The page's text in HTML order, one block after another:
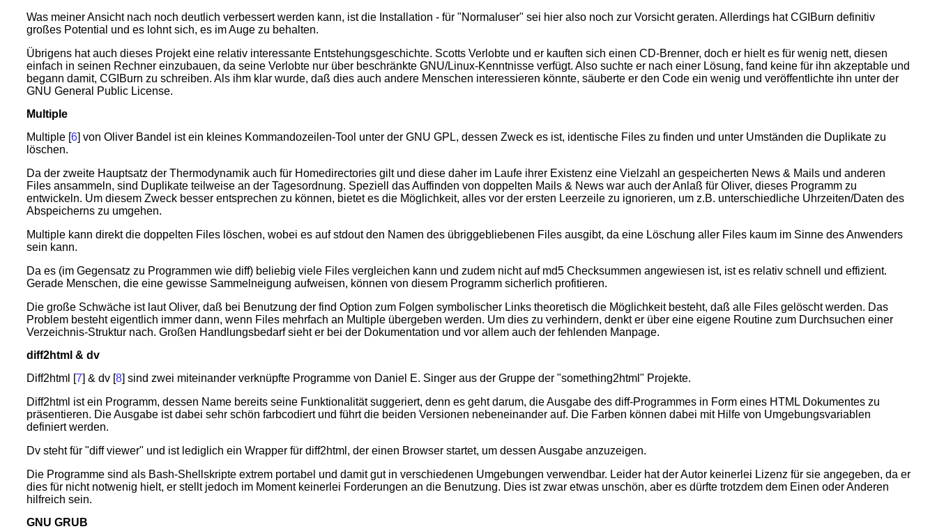
Was meiner Ansicht nach noch deutlich verbessert werden kann, ist die Installation - für "Normaluser" sei hier also noch zur Vorsicht geraten. Allerdings hat CGIBurn definitiv
großes Potential und es lohnt sich, es im Auge zu behalten.
Übrigens hat auch dieses Projekt eine relativ interessante Entstehungsgeschichte. Scotts Verlobte und er kauften sich einen CD-Brenner, doch er hielt es für wenig nett, diesen
einfach in seinen Rechner einzubauen, da seine Verlobte nur über beschränkte GNU/Linux-Kenntnisse verfügt. Also suchte er nach einer Lösung, fand keine für ihn akzeptable und
begann damit, CGIBurn zu schreiben. Als ihm klar wurde, daß dies auch andere Menschen interessieren könnte, säuberte er den Code ein wenig und veröffentlichte ihn unter der
GNU General Public License.
Multiple
Multiple [6] von Oliver Bandel ist ein kleines Kommandozeilen-Tool unter der GNU GPL, dessen Zweck es ist, identische Files zu finden und unter Umständen die Duplikate zu
löschen.
Da der zweite Hauptsatz der Thermodynamik auch für Homedirectories gilt und diese daher im Laufe ihrer Existenz eine Vielzahl an gespeicherten News & Mails und anderen
Files ansammeln, sind Duplikate teilweise an der Tagesordnung. Speziell das Auffinden von doppelten Mails & News war auch der Anlaß für Oliver, dieses Programm zu
entwickeln. Um diesem Zweck besser entsprechen zu können, bietet es die Möglichkeit, alles vor der ersten Leerzeile zu ignorieren, um z.B. unterschiedliche Uhrzeiten/Daten des
Abspeicherns zu umgehen.
Multiple kann direkt die doppelten Files löschen, wobei es auf stdout den Namen des übriggebliebenen Files ausgibt, da eine Löschung aller Files kaum im Sinne des Anwenders
sein kann.
Da es (im Gegensatz zu Programmen wie diff) beliebig viele Files vergleichen kann und zudem nicht auf md5 Checksummen angewiesen ist, ist es relativ schnell und effizient.
Gerade Menschen, die eine gewisse Sammelneigung aufweisen, können von diesem Programm sicherlich profitieren.
Die große Schwäche ist laut Oliver, daß bei Benutzung der find Option zum Folgen symbolischer Links theoretisch die Möglichkeit besteht, daß alle Files gelöscht werden. Das
Problem besteht eigentlich immer dann, wenn Files mehrfach an Multiple übergeben werden. Um dies zu verhindern, denkt er über eine eigene Routine zum Durchsuchen einer
Verzeichnis-Struktur nach. Großen Handlungsbedarf sieht er bei der Dokumentation und vor allem auch der fehlenden Manpage.
diff2html & dv
Diff2html [7] & dv [8] sind zwei miteinander verknüpfte Programme von Daniel E. Singer aus der Gruppe der "something2html" Projekte.
Diff2html ist ein Programm, dessen Name bereits seine Funktionalität suggeriert, denn es geht darum, die Ausgabe des diff-Programmes in Form eines HTML Dokumentes zu
präsentieren. Die Ausgabe ist dabei sehr schön farbcodiert und führt die beiden Versionen nebeneinander auf. Die Farben können dabei mit Hilfe von Umgebungsvariablen
definiert werden.
Dv steht für "diff viewer" und ist lediglich ein Wrapper für diff2html, der einen Browser startet, um dessen Ausgabe anzuzeigen.
Die Programme sind als Bash-Shellskripte extrem portabel und damit gut in verschiedenen Umgebungen verwendbar. Leider hat der Autor keinerlei Lizenz für sie angegeben, da er
dies für nicht notwenig hielt, er stellt jedoch im Moment keinerlei Forderungen an die Benutzung. Dies ist zwar etwas unschön, aber es dürfte trotzdem dem Einen oder Anderen
hilfreich sein.
GNU GRUB